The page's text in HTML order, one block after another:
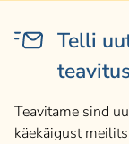
Telli
Teavitame sind
käekäigust